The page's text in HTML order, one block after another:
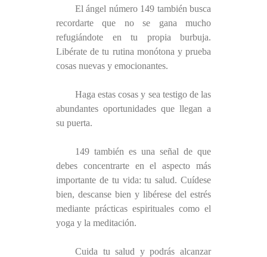
El ángel número 149 también busca
recordarte que no se gana mucho
refugiándote en tu propia burbuja.
Libérate de tu rutina monótona y prueba
cosas nuevas y emocionantes.
Haga estas cosas y sea testigo de las
abundantes oportunidades que llegan a
su puerta.
149 también es una señal de que
debes concentrarte en el aspecto más
importante de tu vida: tu salud. Cuídese
bien, descanse bien y libérese del estrés
mediante prácticas espirituales como el
yoga y la meditación.
Cuida tu salud y podrás alcanzar